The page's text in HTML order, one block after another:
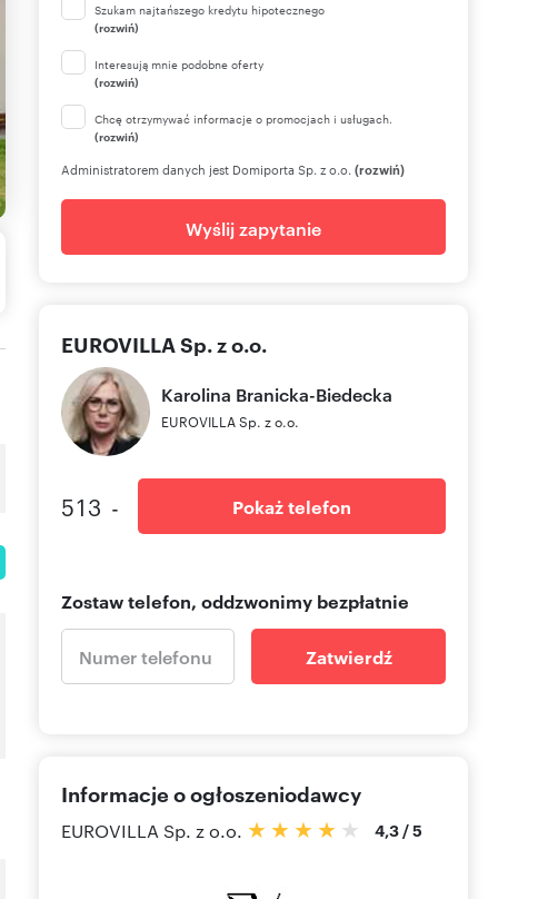
Szukam najtańszego kredytu hipotecznego
(rozwiń)
Interesują mnie podobne oferty
(rozwiń)
Chcę otrzymywać informacje o promocjach i usługach.
(rozwiń)
Administratorem danych jest Domiporta Sp. z o.o. (rozwiń)
Wyślij zapytanie
EUROVILLA Sp. z o.o.
Karolina Branicka-Biedecka
EUROVILLA Sp. z o.o.
513 - Pokaż telefon
Zostaw telefon, oddzwonimy bezpłatnie
Zatwierdź
Informacje o ogłoszeniodawcy
EUROVILLA Sp. z o.o. 4,3 /5